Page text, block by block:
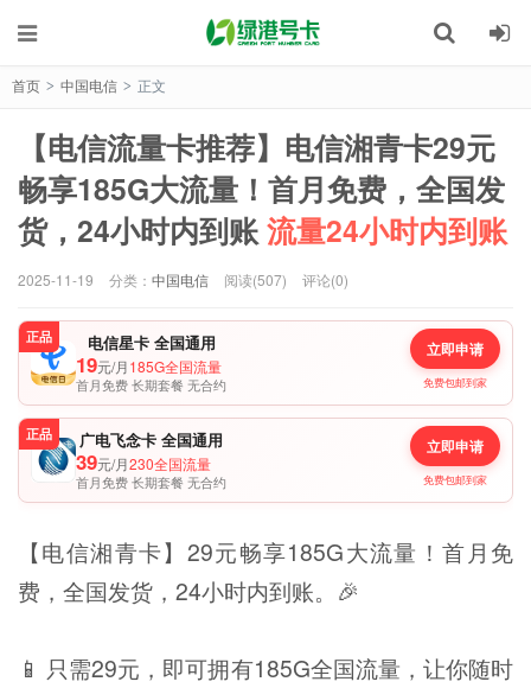
首页 > 中国电信 > 正文
【电信流量卡推荐】电信湘青卡29元
畅享185G大流量！首月免费，全国发
货，24小时内到账流量24小时内到账
2025-11-19 分类： 中国电信 阅读(507) 评论(0)
正品 电信星卡 全国通用
19元/月185G全国流量
首月免费 长期套餐 无合约
立即申请
免费包邮到家
正品 广电飞念卡 全国通用
39元/月230全国流量
首月免费 长期套餐 无合约
立即申请
免费包邮到家
【电信湘青卡】29元畅享185G大流量！首月免
费，全国发货，24小时内到账。🎉
📱 只需29元，即可拥有185G全国流量，让你随时